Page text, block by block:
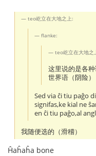
teo屹立在大地之上:
flanke:
teo屹立在大地之
这里说的是各
世界语（阴险）
Sed via ĉi tiu paĝo
signifas,ke kial ne
en ĉi tiu paĝo,al
我随便选的（滑稽）
Ĥaĥaĥa bone